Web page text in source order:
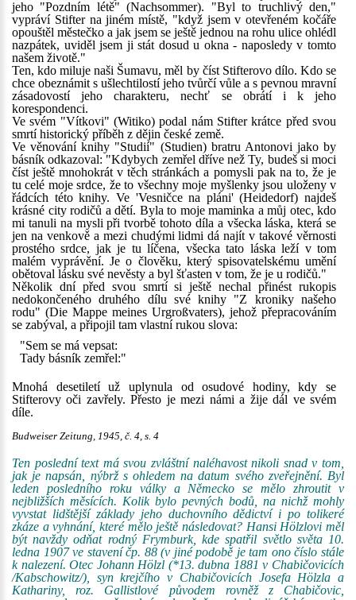
jeho "Pozdním létě" (Nachsommer). "Byl to truchlivý den,"
vypráví Stifter na jiném místě, "když jsem v otevřeném kočáře
opouštěl městečko a jak jsem se ještě jednou na rohu ulice ohlédl
nazpátek, uviděl jsem ji stát dosud u okna - naposledy v tomto
našem životě."
Ten, kdo miluje naši Šumavu, měl by číst Stifterovo dílo. Kdo se
chce obeznámit s ušlechtilostí jeho tvůrčí vůle a s pevnou mravní
zásadovostí jeho charakteru, nechť se obrátí i k jeho
korespondenci.
Ve svém "Vítkovi" (Witiko) podal nám Stifter krátce před svou
smrtí historický příběh z dějin české země.
Ve věnování knihy "Studií" (Studien) bratru Antonovi jako by
básník odkazoval: "Kdybych zemřel dříve než Ty, budeš si moci
číst ještě mnohokrát v těch stránkách a pomysli pak na to, že je
tu celé moje srdce, že to všechny moje myšlenky jsou uloženy v
řádcích této knihy. Ve 'Vesničce na pláni' (Heidedorf) najdeš
krásné city rodičů a dětí. Byla to moje maminka a můj otec, kdo
mi tanuli na mysli při tvorbě tohoto díla a všecka láska, která se
jen na venkově a mezi chudými lidmi dá najít v takové věrnosti
prostého srdce, jak je tu líčena, všecka tato láska leží v tom
malém vyprávění. Je o člověku, který spisovatelskému umění
obětoval lásku své nevěsty a byl šťasten v tom, že je u rodičů."
Několik dní před svou smrtí si ještě nechal přinést rukopis
nedokončeného druhého dílu své knihy "Z kroniky našeho
rodu" (Die Mappe meines Urgroßvaters), jehož přepracováním
se zabýval, a připojil tam vlastní rukou slova:
"Sem se má vepsat:
Tady básník zemřel:"
Mnohá desetiletí už uplynula od osudové hodiny, kdy se
Stifterovy oči zavřely. Přesto je mezi námi a žije dál ve svém
díle.
Budweiser Zeitung, 1945, č. 4, s. 4
Ten poslední text má svou zvláštní naléhavost nikoli snad v tom,
jak je napsán, nýbrž s ohledem na datum svého zveřejnění. Byl
leden posledního roku války a Německo se mělo zhroutit v
nejbližších měsících. Kolik bylo pevných bodů, na nichž mohly
vyvstat lidštější základy jeho duchovního dědictví i po tolikeré
zkáze a vyhnání, které mělo ještě následovat? Hansi Hölzlovi měl
být navždy odňat rodný Frymburk, kde spatřil světlo světa 10.
ledna 1907 ve stavení čp. 88 (v jiné podobě je tam ono číslo stále
k nalezení. Otec Johann Hölzl (*13. dubna 1881 v Chabičovicích
/Kabschowitz/), syn krejčího v Chabičovicích Josefa Hölzla a
Kathariny, roz. Gallistlové původem rovněž z Chabičovic,